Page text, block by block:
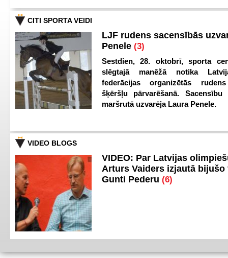
CITI SPORTA VEIDI
LJF rudens sacensībās
Penele (3)
Sestdien, 28. oktobrī, sporta
slēgtajā manēžā notika
federācijas organizētās
šķēršļu pārvarēšanā. Sacensību
maršrutā uzvarēja Laura Penele.
VIDEO BLOGS
VIDEO: Par Latvijas
Arturs Vaiders izjautā bijušo
Gunti Pederu (6)